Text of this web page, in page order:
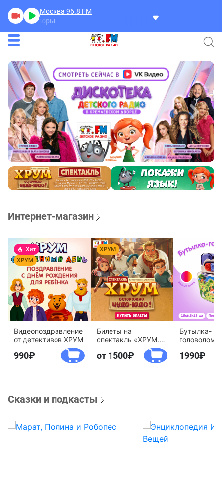
Москва 96.8 FM
Разговоры
Интернет-магазин
Видеопоздравление
от детективов ХРУМ
990
Билеты на
спектакль «ХРУМ.
Осторожно, Чудо-
Юдо!»
от 1500
Бутылка-
агентство
1990
Сказки и подкасты